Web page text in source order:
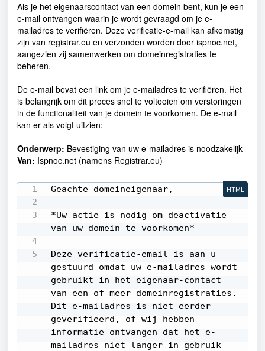
Als je het eigenaarscontact van een domein bent, kun je een
e-mail ontvangen waarin je wordt gevraagd om je e-
mailadres te verifiëren. Deze verificatie-e-mail kan afkomstig
zijn van registrar.eu en verzonden worden door ispnoc.net,
aangezien zij samenwerken om domeinregistraties te
beheren.
De e-mail bevat een link om je e-mailadres te verifiëren. Het
is belangrijk om dit proces snel te voltooien om verstoringen
in de functionaliteit van je domein te voorkomen. De e-mail
kan er als volgt uitzien:
Onderwerp: Bevestiging van uw e-mailadres is noodzakelijk
Van: Ispnoc.net (namens Registrar.eu)
Geachte domeineigenaar,
*Uw actie is nodig om deactivatie
van uw domein te voorkomen*
Deze verificatie-email is aan u
gestuurd omdat uw e-mailadres wordt
gebruikt in het eigenaar-contact
van een of meer domeinregistraties.
Dit e-mailadres is niet eerder
geverifieerd, of wij hebben
informatie ontvangen dat het e-
mailadres niet langer in gebruik
HTML